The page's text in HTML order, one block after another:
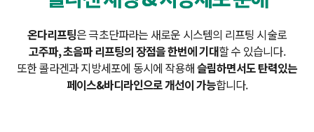
온다리프팅은 극초단파라는 새로운 시스템의 리프팅 시술로
고주파, 초음파 리프팅의 장점을한번에 기대할 수 있습니다.
또한 콜라겐과 지방세포에 동시에 작용해슬림하면서도 탄력있는
페이스&바디라인으로 개선이 가능합니다.